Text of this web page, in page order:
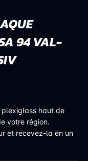
94 VAL-
haut de
votre région.
et recevez-la en un